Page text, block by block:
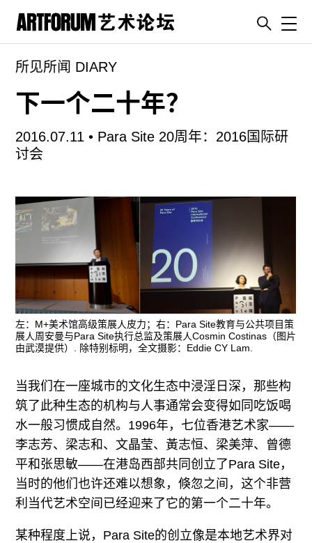
artguide
新闻
展评
杂志
ENGLISH
ART & EDUCATION
广告
订阅
往期内容
联系我们
关注我们
所见所闻 DIARY
下一个二十年？
2016.07.11 • Para Site 20周年：2016国际研
讨会
左：M+美术馆高级策展人皮力；右：Para Site教育与公共项目策
展人周安曼与Para Site执行总监及策展人Cosmin Costinas（图片
由武漠提供）. 除特别标明，全文摄影：Eddie CY Lam.
当我们在一座城市的文化生态中浸淫日深，那些构
筑了此种生态的机构与人事通常会变得如同吃饭喝
水一般习惯成自然。1996年，七位香港艺术家——
李志芳、梁志和、文晶莹、黃志恒、梁美萍、曾德
平和张思敏——在港岛西部共同创立了Para Site，
当时的他们也许还难以想象，倏忽之间，这个非营
利当代艺术空间已经迎来了它的第一个二十年。
某种程度上说，Para Site的创立像是本地艺术界对